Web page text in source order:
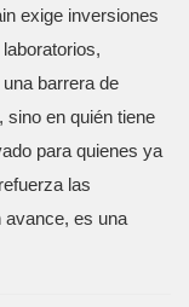
exige inversiones
barrera de
sino en quién tiene
para quienes ya
las
avance, es una